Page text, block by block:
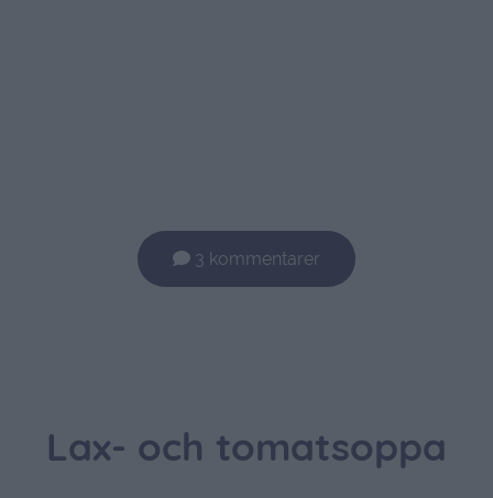
3 kommentarer
Lax- och tomatsoppa